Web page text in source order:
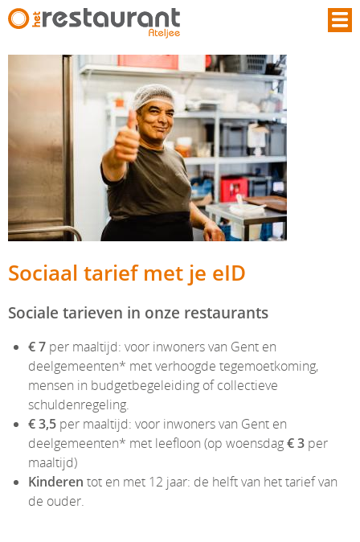
Overslaan en naar de inhoud gaan
Sociaal tarief met je eID
Sociale tarieven in onze restaurants
€ 7 per maaltijd: voor inwoners van Gent en
deelgemeenten* met verhoogde tegemoetkoming,
mensen in budgetbegeleiding of collectieve
schuldenregeling.
€ 3,5 per maaltijd: voor inwoners van Gent en
deelgemeenten* met leefloon (op woensdag€ 3 per
maaltijd)
Kinderen tot en met 12 jaar: de helft van het tarief van
de ouder.